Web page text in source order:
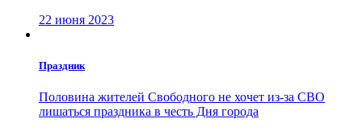
22 июня 2023
Праздник
Половина жителей Свободного не хочет из-за СВО
лишаться праздника в честь Дня города